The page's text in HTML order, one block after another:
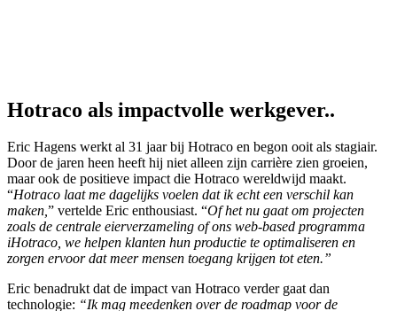
Hotraco als impactvolle werkgever..
Eric Hagens werkt al 31 jaar bij Hotraco en begon ooit als stagiair.
Door de jaren heen heeft hij niet alleen zijn carrière zien groeien,
maar ook de positieve impact die Hotraco wereldwijd maakt.
“Hotraco laat me dagelijks voelen dat ik echt een verschil kan
maken,” vertelde Eric enthousiast. “Of het nu gaat om projecten
zoals de centrale eierverzameling of ons web-based programma
iHotraco, we helpen klanten hun productie te optimaliseren en
zorgen ervoor dat meer mensen toegang krijgen tot eten.”
Eric benadrukt dat de impact van Hotraco verder gaat dan
technologie: “Ik mag meedenken over de roadmap voor de